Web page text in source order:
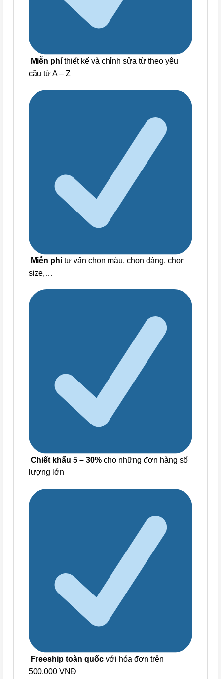
Miễn phí thiết kế và chỉnh sửa từ theo yêu
cầu từ A – Z
Miễn phí tư vấn chọn màu, chọn dáng, chọn
size,…
Chiết khấu 5 – 30% cho những đơn hàng số
lượng lớn
Freeship toàn quốc với hóa đơn trên
500.000 VNĐ